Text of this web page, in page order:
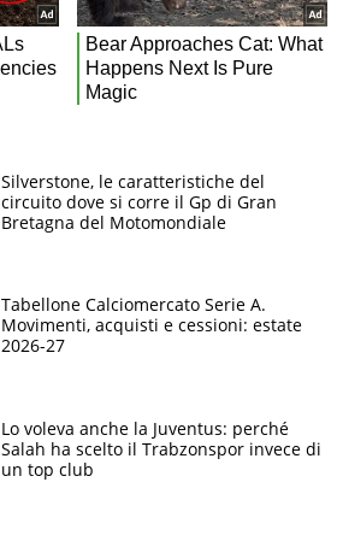
Silverstone, le caratteristiche del
circuito dove si corre il Gp di Gran
Bretagna del Motomondiale
Tabellone Calciomercato Serie A.
Movimenti, acquisti e cessioni: estate
2026-27
Lo voleva anche la Juventus: perché
Salah ha scelto il Trabzonspor invece di
un top club